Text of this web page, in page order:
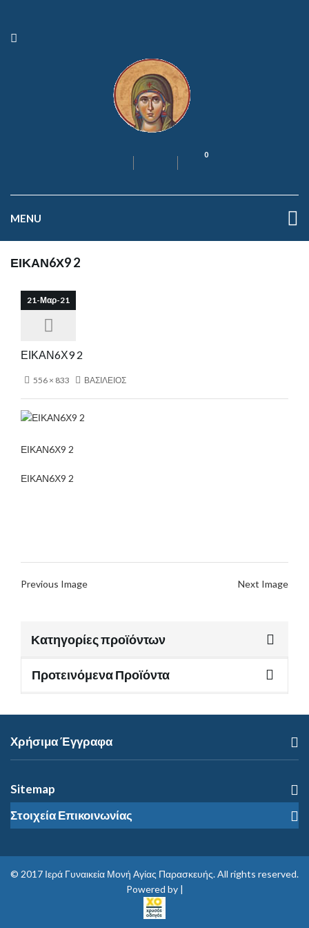
0
MENU
ΕΙΚΑΝ6Χ9 2
21-Μαρ-21
ΕΙΚΑΝ6Χ9 2
556 × 833 ΒΑΣΙΛΕΙΟΣ
ΕΙΚΑΝ6Χ9 2
ΕΙΚΑΝ6Χ9 2
Previous Image Next Image
Κατηγορίες προϊόντων
Προτεινόμενα Προϊόντα
Χρήσιμα Έγγραφα
Sitemap
Στοιχεία Επικοινωνίας
© 2017 Ιερά Γυναικεία Μονή Αγίας Παρασκευής. All rights reserved.
Powered by |